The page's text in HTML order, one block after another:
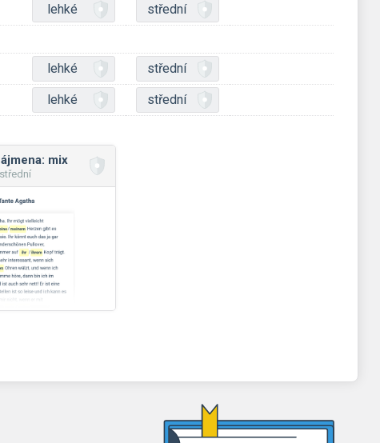
lehké
střední
lehké střední
lehké střední
mix